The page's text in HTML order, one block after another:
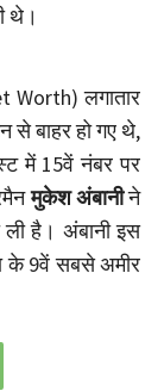
थे।
Worth) लगातार
से बाहर हो गए थे,
में 15वें नंबर पर
मुकेश अंबानीने
है। अंबानी इस
के 9वें सबसे अमीर